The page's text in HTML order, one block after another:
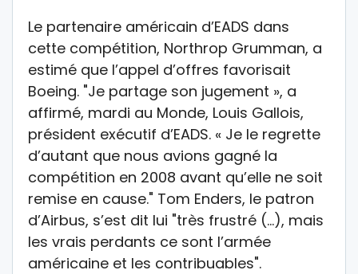
Le partenaire américain d’EADS dans
cette compétition, Northrop Grumman, a
estimé que l’appel d’offres favorisait
Boeing. "Je partage son jugement », a
affirmé, mardi au Monde, Louis Gallois,
président exécutif d’EADS. « Je le regrette
d’autant que nous avions gagné la
compétition en 2008 avant qu’elle ne soit
remise en cause." Tom Enders, le patron
d’Airbus, s’est dit lui "très frustré (…), mais
les vrais perdants ce sont l’armée
américaine et les contribuables".